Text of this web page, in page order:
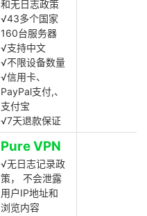
和无日志政策
√43多个国家
160台服务器
√支持中文
√不限设备数量
√信用卡、
PayPal支付,、
支付宝
√7天退款保证
Pure VPN
√无日志记录政
策， 不会泄露
用户IP地址和
浏览内容